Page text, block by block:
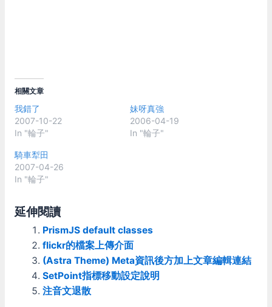
相關文章
我錯了
2007-10-22
In "輪子"
妹呀真強
2006-04-19
In "輪子"
騎車犁田
2007-04-26
In "輪子"
延伸閱讀
PrismJS default classes
flickr的檔案上傳介面
(Astra Theme) Meta資訊後方加上文章編輯連結
SetPoint指標移動設定說明
注音文退散